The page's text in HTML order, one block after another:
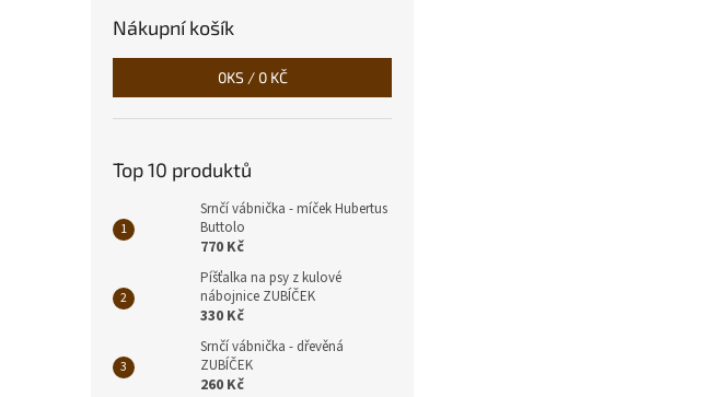
Nákupní košík
0KS / 0 KČ
Top 10 produktů
Srnčí vábnička - míček Hubertus
Buttolo
770 Kč
Píšťalka na psy z kulové
nábojnice ZUBÍČEK
330 Kč
Srnčí vábnička - dřevěná
ZUBÍČEK
260 Kč